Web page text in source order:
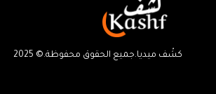
كشْف ميديا.جميع الحقوق محفوظة.© 2025